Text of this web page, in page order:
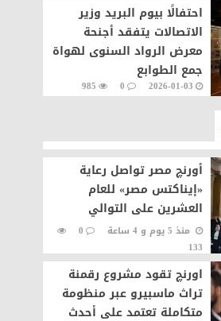
احتفالًا بيوم البريد وزير
الاتصالات يتفقد أجنحة
معرض الرواد السنوى لهواة
جمع الطوابع
2026-01-03
0
985
أورنچ مصر تواصل رعاية
«إيناكتس مصر» للعام
العشرين على التوالي
منذ 5 يوم و 4 ساعة
0
133
اورنچ تقود مشروع رقمنة
تراث ماسبيرو عبر منظومة
متكاملة تعتمد على أحدث